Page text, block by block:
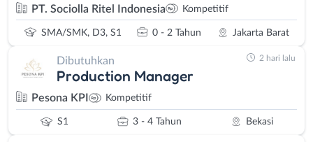
PT. Sociolla Ritel Indonesia Kompetitif
SMA/SMK, D3, S1 0 - 2 Tahun Jakarta Barat
Dibutuhkan
Production Manager
Pesona KPI Kompetitif
S1 3 - 4 Tahun Bekasi
2 hari lalu